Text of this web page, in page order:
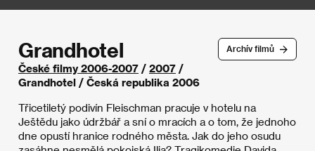
Archív filmů
Grandhotel
České filmy 2006-2007 / 2007 /
Grandhotel / Česká republika 2006
Třicetiletý podivín Fleischman pracuje v hotelu na
Ještědu jako údržbář a sní o mracích a o tom, že jednoho
dne opustí hranice rodného města. Jak do jeho osudu